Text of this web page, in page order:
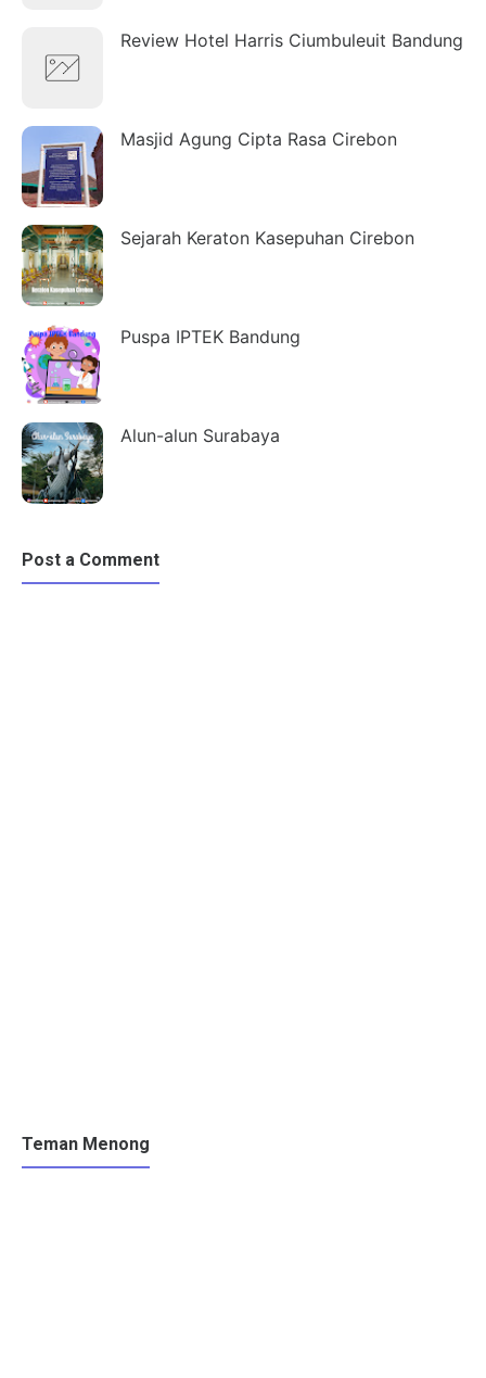
Review Hotel Harris Ciumbuleuit Bandung
Masjid Agung Cipta Rasa Cirebon
Sejarah Keraton Kasepuhan Cirebon
Puspa IPTEK Bandung
Alun-alun Surabaya
Post a Comment
Teman Menong